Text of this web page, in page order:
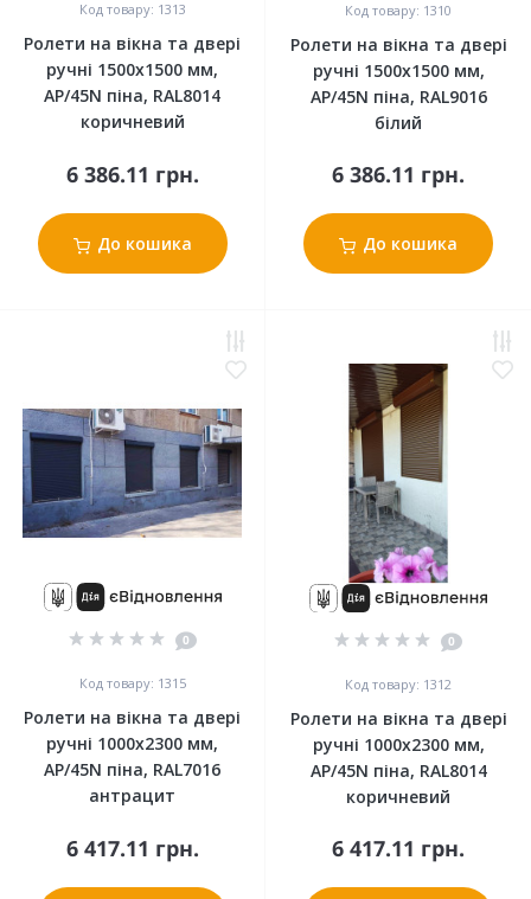
Код товару: 1313
Ролети на вікна та двері
ручні 1500x1500 мм,
АР/45N піна, RAL8014
коричневий
6 386.11 грн.
До кошика
Код товару: 1310
Ролети на вікна та двері
ручні 1500x1500 мм,
АР/45N піна, RAL9016
білий
6 386.11 грн.
До кошика
0
Код товару: 1315
Ролети на вікна та двері
ручні 1000x2300 мм,
АР/45N піна, RAL7016
антрацит
6 417.11 грн.
0
Код товару: 1312
Ролети на вікна та двері
ручні 1000x2300 мм,
АР/45N піна, RAL8014
коричневий
6 417.11 грн.